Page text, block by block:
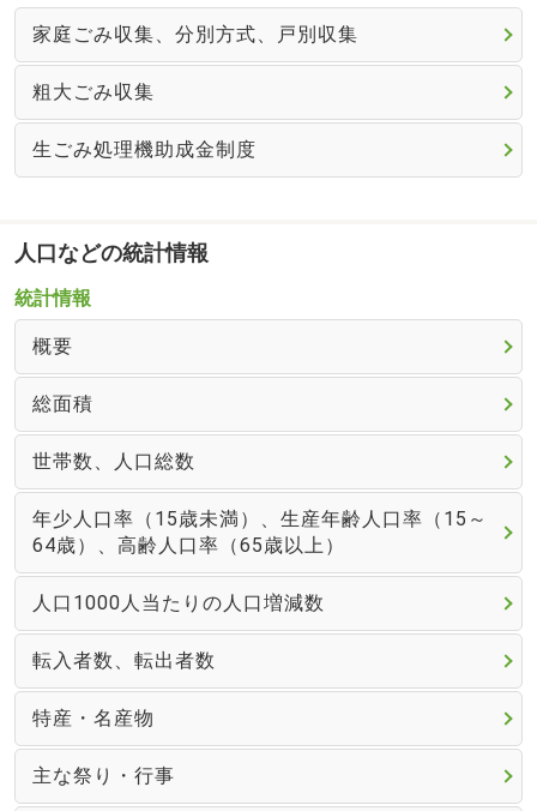
家庭ごみ収集、分別方式、戸別収集
粗大ごみ収集
生ごみ処理機助成金制度
人口などの統計情報
統計情報
概要
総面積
世帯数、人口総数
年少人口率（15歳未満）、生産年齢人口率（15～
64歳）、高齢人口率（65歳以上）
人口1000人当たりの人口増減数
転入者数、転出者数
特産・名産物
主な祭り・行事